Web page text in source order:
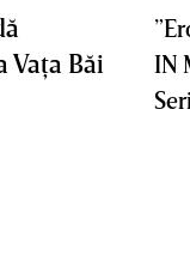
Vaţa Băi
IN